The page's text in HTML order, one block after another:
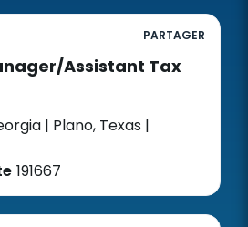
PARTAGER
Assistant Tax
| Plano, Texas |
191667